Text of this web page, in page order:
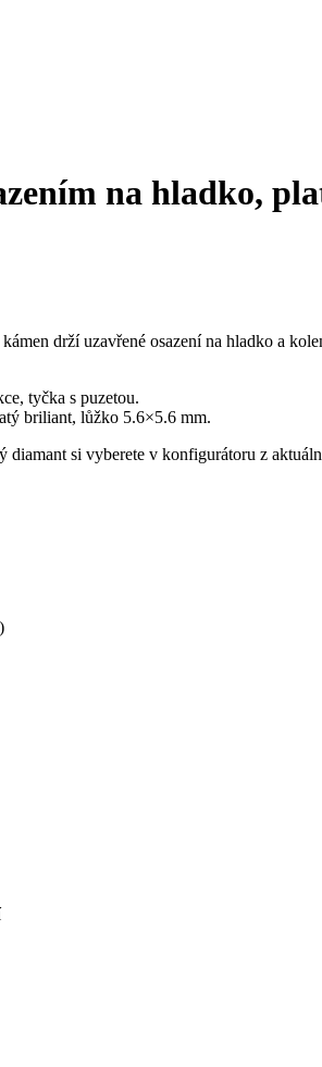
na hladko,
drží uzavřené osazení na hladko a
tyčka s puzetou.
briliant, lůžko 5.6×5.6 mm.
diamant si vyberete v konfigurátoru z